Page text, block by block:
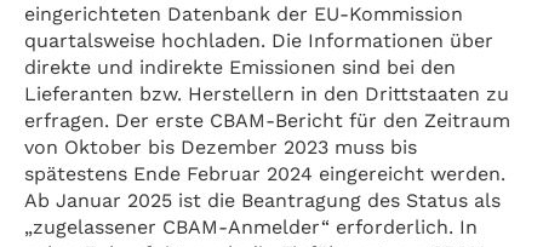
eingerichteten Datenbank der EU-Kommission
quartalsweise hochladen. Die Informationen über
direkte und indirekte Emissionen sind bei den
Lieferanten bzw. Herstellern in den Drittstaaten zu
erfragen. Der erste CBAM-Bericht für den Zeitraum
von Oktober bis Dezember 2023 muss bis
spätestens Ende Februar 2024 eingereicht werden.
Ab Januar 2025 ist die Beantragung des Status als
„zugelassener CBAM-Anmelder“ erforderlich. In